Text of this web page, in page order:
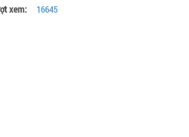
xem:
16645